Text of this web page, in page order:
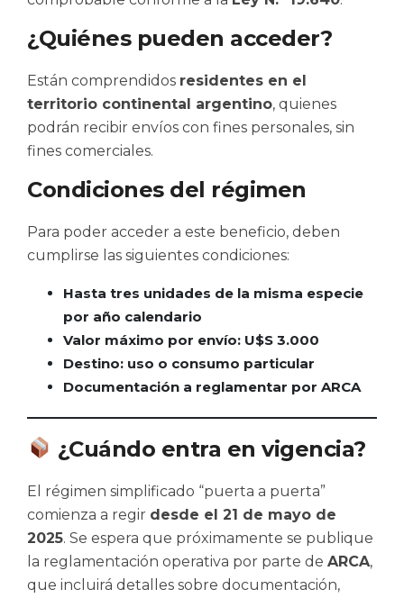
¿Quiénes pueden acceder?
Están comprendidos residentes en el
territorio continental argentino, quienes
podrán recibir envíos con fines personales, sin
fines comerciales.
Condiciones del régimen
Para poder acceder a este beneficio, deben
cumplirse las siguientes condiciones:
Hasta tres unidades de la misma especie
por año calendario
Valor máximo por envío: U$S 3.000
Destino: uso o consumo particular
Documentación a reglamentar por ARCA
¿Cuándo entra en vigencia?
El régimen simplificado “puerta a puerta”
comienza a regir desde el 21 de mayo de
2025. Se espera que próximamente se publique
la reglamentación operativa por parte de ARCA,
que incluirá detalles sobre documentación,